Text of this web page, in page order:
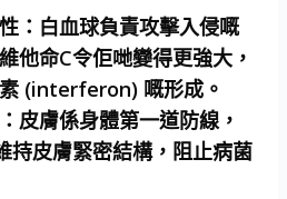
： 白血球負責攻擊入侵嘅
他命C令佢哋變得更強大 ，
(interferon) 嘅形成。
皮膚係身體第一道防線，
持皮膚緊密結構，阻止病菌